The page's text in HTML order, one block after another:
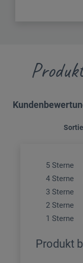
5 Sterne
4 Sterne
3 Sterne
2 Sterne
1 Sterne
Produkt